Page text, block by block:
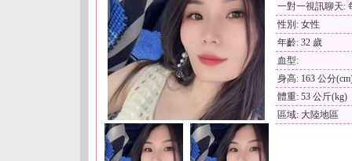
一對一視訊聊天:
性別: 女性
年齡: 32 歲
血型:
身高: 163 公分
體重: 53 公斤(kg)
區域: 大陸地區